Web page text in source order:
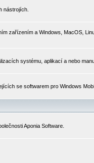
nástrojích.
zařízením a Windows, MacOS,
systému, aplikací a nebo
se softwarem pro Windows
Aponia Software.